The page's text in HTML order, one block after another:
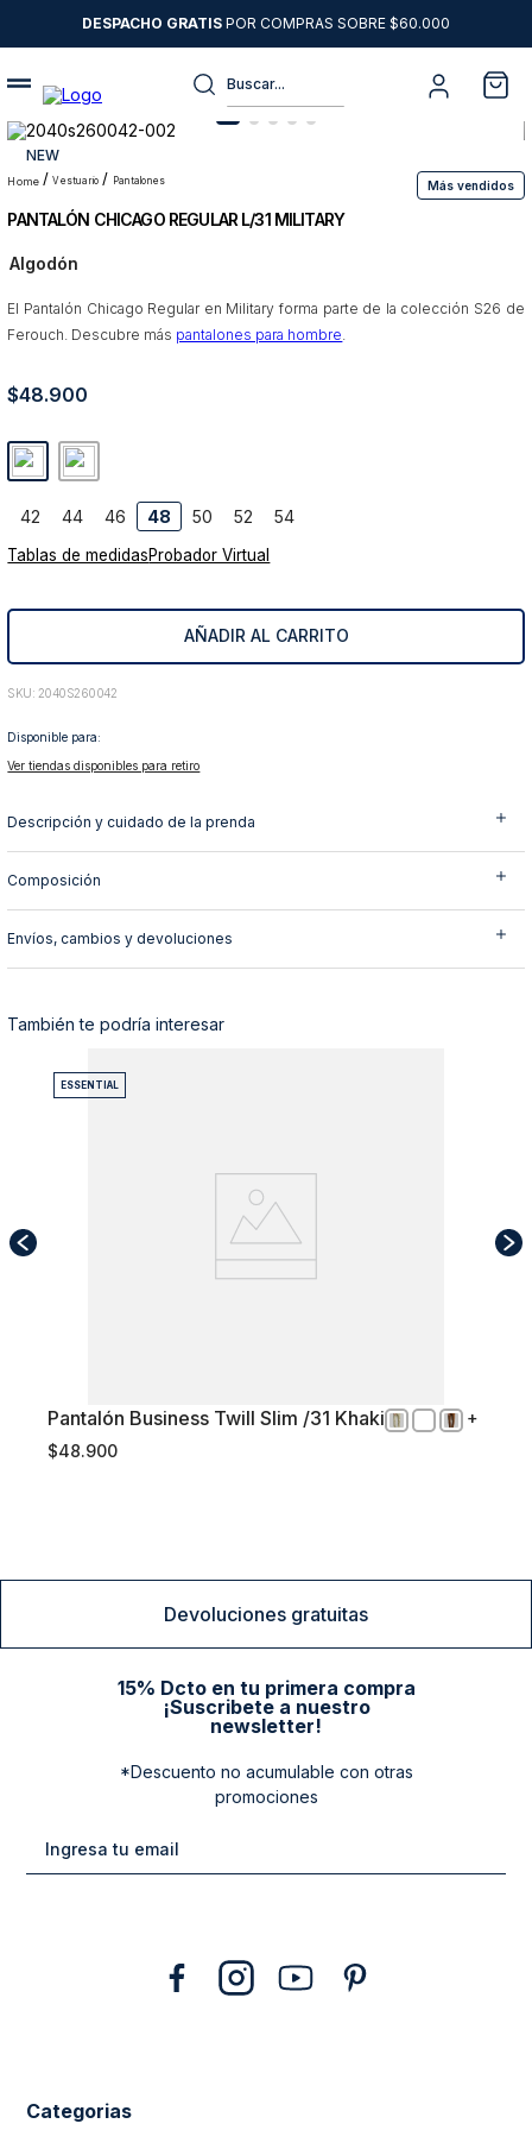
DESPACHO GRATIS POR COMPRAS SOBRE $60.000
Buscar...
NEW
vestuario pantalones Más vendidos
PANTALÓN CHICAGO REGULAR L/31 MILITARY
Algodón
El Pantalón Chicago Regular en Military forma parte de la colección S26 de
Ferouch. Descubre más pantalones para hombre.
$48.900
42 44 46 48 50 52 54
Tablas de medidasProbador Virtual
AÑADIR AL CARRITO
: 2040S260042
Disponible para:
Ver tiendas disponibles para retiro
Descripción y cuidado de la prenda
Composición
Envíos, cambios y devoluciones
También te podría interesar
52
ESSENTIAL
Pantalón Business Twill Slim /31 Khaki
$48.900
Devoluciones gratuitas
15% Dcto en tu primera compra
¡Suscribete a nuestro
newsletter!
*Descuento no acumulable con otras
promociones
Categorias
Términos más buscados
1.
sweater
2.
chaquetas
3.
camisas
4.
pantalon
6.
chaqueta cuero
8.
blazer
9.
poleron
10. abrigo